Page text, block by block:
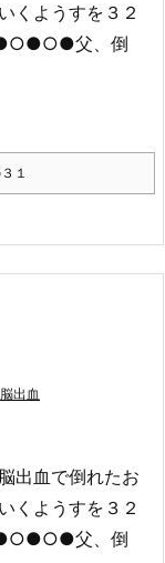
くようすを３２
父、倒
１
脳出血
出血で倒れたお
くようすを３２
父、倒